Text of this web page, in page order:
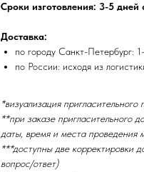
Сроки изготовления: 3-5
Доставка:
по городу Санкт-Петербург:
по России: исходя из
*визуализация
**при заказе пригласительного
даты, время и места проведения
***доступны две корректировки
вопрос/ответ)